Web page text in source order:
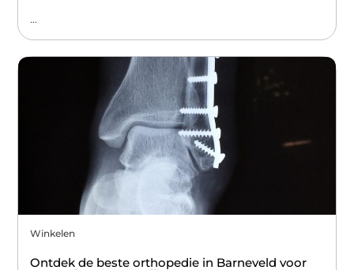
...
Winkelen
Ontdek de beste orthopedie in Barneveld voor